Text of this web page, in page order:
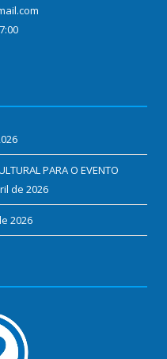
PARA O EVENTO
de 2026
2026